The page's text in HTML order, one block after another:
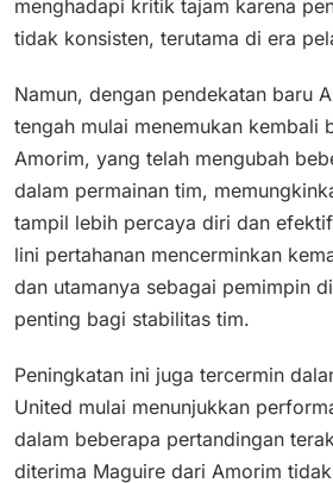
menghadapi kritik tajam karena
tidak konsisten, terutama di era
Namun, dengan pendekatan baru
tengah mulai menemukan kembali
Amorim, yang telah mengubah
dalam permainan tim,
tampil lebih percaya diri dan
lini pertahanan mencerminkan
dan utamanya sebagai pemimpin
penting bagi stabilitas tim.
Peningkatan ini juga tercermin
United mulai menunjukkan
dalam beberapa pertandingan
diterima Maguire dari Amorim